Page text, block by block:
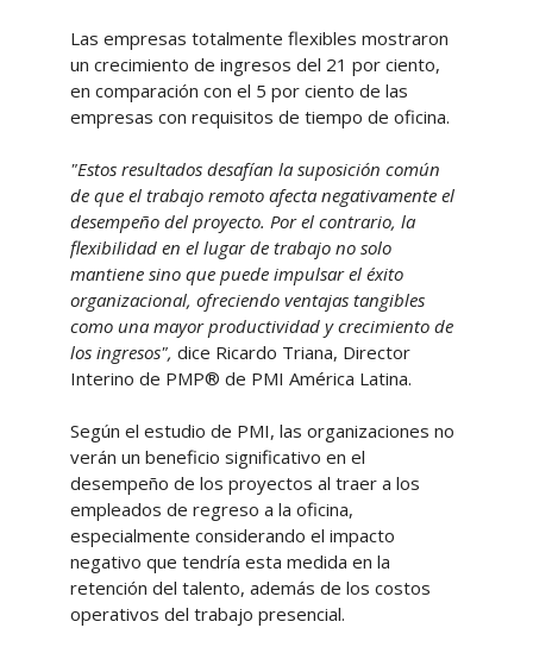
Las empresas totalmente flexibles mostraron
un crecimiento de ingresos del 21 por ciento,
en comparación con el 5 por ciento de las
empresas con requisitos de tiempo de oficina.
"Estos resultados desafían la suposición común
de que el trabajo remoto afecta negativamente el
desempeño del proyecto. Por el contrario, la
flexibilidad en el lugar de trabajo no solo
mantiene sino que puede impulsar el éxito
organizacional, ofreciendo ventajas tangibles
como una mayor productividad y crecimiento de
los ingresos", dice Ricardo Triana, Director
Interino de PMP® de PMI América Latina.
Según el estudio de PMI, las organizaciones no
verán un beneficio significativo en el
desempeño de los proyectos al traer a los
empleados de regreso a la oficina,
especialmente considerando el impacto
negativo que tendría esta medida en la
retención del talento, además de los costos
operativos del trabajo presencial.